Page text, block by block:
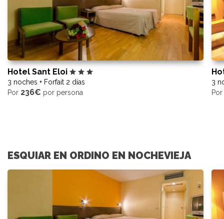
Hotel Sant Eloi
3 noches + Forfait 2 días
Por 236€ por persona
3
Por
ESQUIAR EN ORDINO EN NOCHEVIEJA